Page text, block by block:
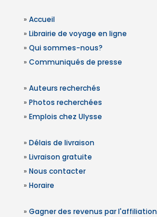
» Accueil
» Librairie de voyage en ligne
» Qui sommes-nous?
» Communiqués de presse
» Auteurs recherchés
» Photos recherchées
» Emplois chez Ulysse
» Délais de livraison
» Livraison gratuite
» Nous contacter
» Horaire
» Gagner des revenus par l'affiliation